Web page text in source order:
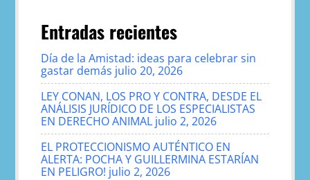
Entradas recientes
Día de la Amistad: ideas para celebrar sin
gastar demás julio 20, 2026
LEY CONAN, LOS PRO Y CONTRA, DESDE EL
ANÁLISIS JURÍDICO DE LOS ESPECIALISTAS
EN DERECHO ANIMAL julio 2, 2026
EL PROTECCIONISMO AUTÉNTICO EN
ALERTA: POCHA Y GUILLERMINA ESTARÍAN
EN PELIGRO! julio 2, 2026